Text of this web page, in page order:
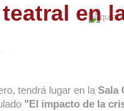
en
tendrá lugar en la Sala
"El impacto de la